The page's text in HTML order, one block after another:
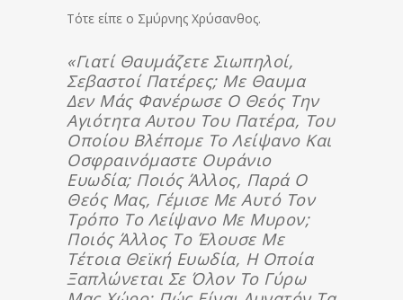
Τότε είπε ο Σμύρνης Χρύσανθος.
«Γιατί Θαυμάζετε Σιωπηλοί,
Σεβαστοί Πατέρες; Με Θαυμα
Δεν Μάς Φα­νέρωσε Ο Θεός Την
Αγιότητα Αυτου Του Πατέρα, Του
Οποίου Βλέ­πο­με Το Λείψανο Και
Οσφραινόμαστε Ουράνιο
Ευωδία; Ποιός Άλλος, Παρά Ο
Θεός Μας, Γέμισε Με Αυτό Τον
Τρόπο Το Λεί­ψα­νο Με Μυρον;
Ποιός Άλλος Το Έλουσε Με
Τέτοια Θεϊκή Ευωδία, Η Οποία
Ξα­πλώ­νε­ται Σε Όλον Το Γύρω